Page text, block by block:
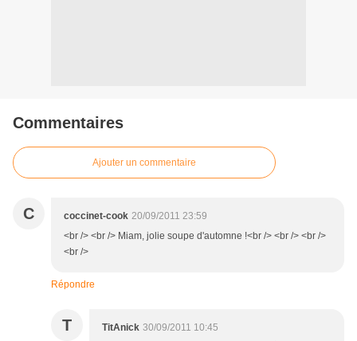
Commentaires
Ajouter un commentaire
C coccinet-cook 20/09/2011 23:59
<br /> <br /> Miam, jolie soupe d'automne !<br /> <br /> <br />
<br />
Répondre
T TitAnick 30/09/2011 10:45